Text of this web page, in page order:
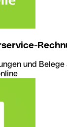
und